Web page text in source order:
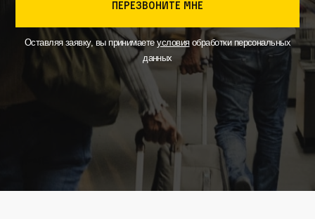
перезвоните мне
Оставляя заявку, вы принимаетеусловияобработки персональных
данных